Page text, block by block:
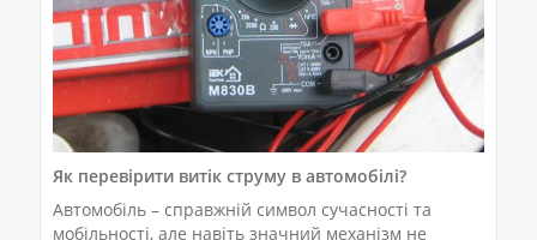
Як перевірити витік струму в автомобілі?
Автомобіль – справжній символ сучасності та
мобільності, але навіть значний механізм не